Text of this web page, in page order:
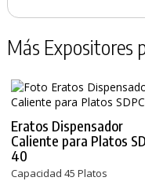
Más Expositores
Eratos Dispensador
Caliente para Platos
40
Capacidad 45 Platos